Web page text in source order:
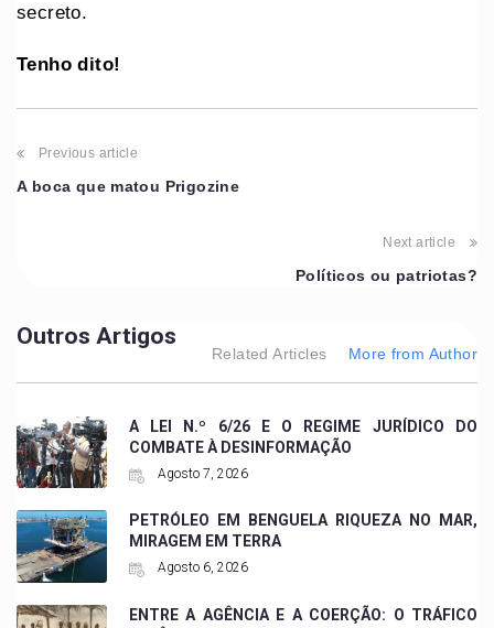
secreto.
Tenho dito!
Previous article
A boca que matou Prigozine
Next article
Políticos ou patriotas?
Outros Artigos
Related Articles More from Author
A LEI N.º 6/26 E O REGIME JURÍDICO DO
COMBATE À DESINFORMAÇÃO
Agosto 7, 2026
PETRÓLEO EM BENGUELA RIQUEZA NO MAR,
MIRAGEM EM TERRA
Agosto 6, 2026
ENTRE A AGÊNCIA E A COERÇÃO: O TRÁFICO